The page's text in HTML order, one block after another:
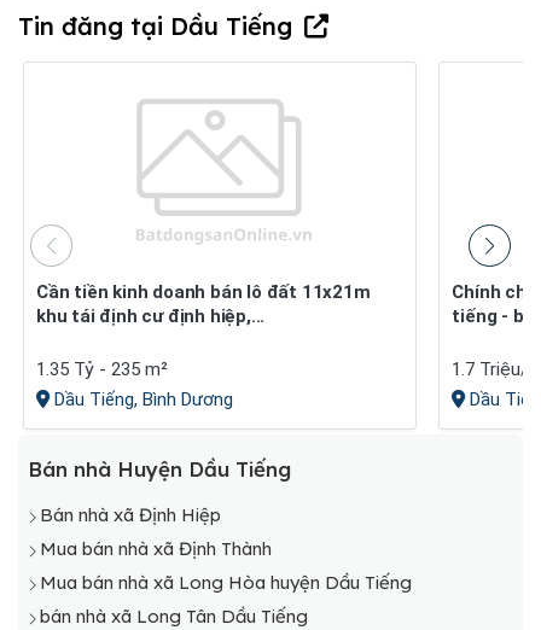
Tin đăng tại Dầu Tiếng
Cần tiền kinh doanh bán lô đất 11x21m
khu tái định cư định hiệp,...
1.35 Tỷ - 235 m²
Dầu Tiếng, Bình Dương
Chính chủ cần bán đất tại định an - dầu
tiếng -
1.7 Triệu/
Dầu
Bán nhà Huyện Dầu Tiếng
Bán nhà xã Định Hiệp
Mua bán nhà xã Định Thành
Mua bán nhà xã Long Hòa huyện Dầu Tiếng
bán nhà xã Long Tân Dầu Tiếng